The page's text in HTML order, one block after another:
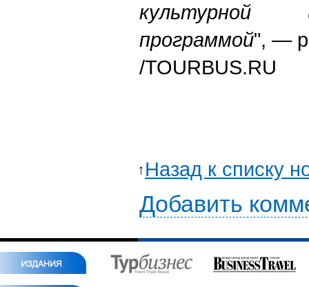
культурной
программой", —
/TOURBUS.RU
Назад к списку
Добавить